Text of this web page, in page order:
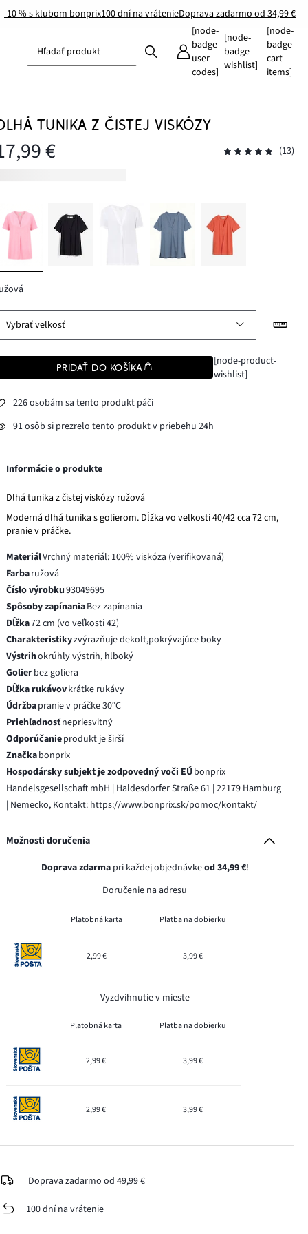
-10 % s klubom bonprix100 dní na vrátenieDoprava zadarmo od 34,99 €
Hľadať produkt
[node-
badge-
user-
codes]
[node-
badge-
wishlist]
[node-
badge-
cart-
items]
TUNIKA Z ČISTEJ VISKÓZY
€ (13)
Vybrať veľkosť
PRIDAŤ DO KOŠÍKA
[node-product-
wishlist]
226 osobám sa tento produkt páči
91 osôb si prezrelo tento produkt v priebehu 24h
Informácie o produkte
Dlhá tunika z čistej viskózy ružová
Moderná dlhá tunika s golierom. Dĺžka vo veľkosti 40/42 cca 72 cm,
pranie v práčke.
MateriálVrchný materiál: 100% viskóza (verifikovaná)
Farbaružová
Číslo výrobku93049695
Spôsoby zapínaniaBez zapínania
Dĺžka72 cm (vo veľkosti 42)
Charakteristikyzvýrazňuje dekolt,pokrývajúce boky
Výstrihokrúhly výstrih, hlboký
Golierbez goliera
Dĺžka rukávovkrátke rukávy
Údržbapranie v práčke 30°C
Priehľadnosťnepriesvitný
Odporúčanieprodukt je širší
Značkabonprix
Hospodársky subjekt je zodpovedný voči EÚbonprix
Handelsgesellschaft mbH | Haldesdorfer Straße 61 | 22179 Hamburg
| Nemecko, Kontakt: https://www.bonprix.sk/pomoc/kontakt/
Možnosti doručenia
Doprava zdarmapri každej objednávkeod 34,99 €!
Doručenie na adresu
Platobná karta Platba na dobierku
2,99 € 3,99 €
Vyzdvihnutie v mieste
Platobná karta Platba na dobierku
2,99 € 3,99 €
2,99 € 3,99 €
Doprava zadarmo od 49,99 €
100 dní na vrátenie